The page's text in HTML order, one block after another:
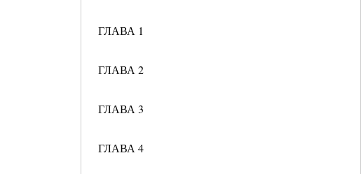
ГЛАВА 1
ГЛАВА 2
ГЛАВА 3
ГЛАВА 4